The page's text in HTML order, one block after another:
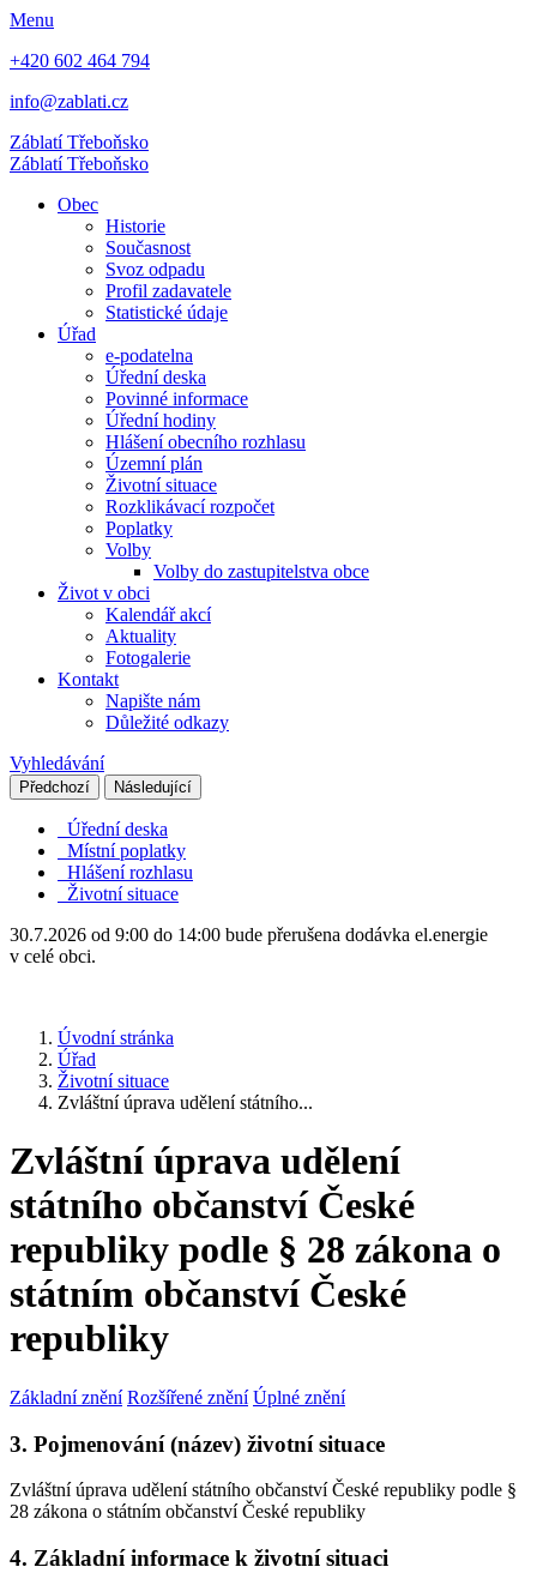
Menu
+420 602 464 794
info@zablati.cz
ZáblatíTřeboňsko
ZáblatíTřeboňsko
Obec
Historie
Současnost
Svoz odpadu
Profil zadavatele
Statistické údaje
Úřad
e-podatelna
Úřední deska
Povinné informace
Úřední hodiny
Hlášení obecního rozhlasu
Územní plán
Životní situace
Rozklikávací rozpočet
Poplatky
Volby
Volby do zastupitelstva obce
Život v obci
Kalendář akcí
Aktuality
Fotogalerie
Kontakt
Napište nám
Důležité odkazy
Vyhledávání
Předchozí Následující
Úřední deska
Místní poplatky
Hlášení rozhlasu
Životní situace
30.7.2026 od 9:00 do 14:00 bude přerušena dodávka el.energie
v celé obci.
Úvodní stránka
Úřad
Životní situace
Zvláštní úprava udělení státního...
Zvláštní úprava udělení
státního občanství České
republiky podle § 28 zákona o
státním občanství České
republiky
Základní znění Rozšířené znění Úplné znění
3. Pojmenování (název) životní situace
Zvláštní úprava udělení státního občanství České republiky podle §
28 zákona o státním občanství České republiky
4. Základní informace k životní situaci